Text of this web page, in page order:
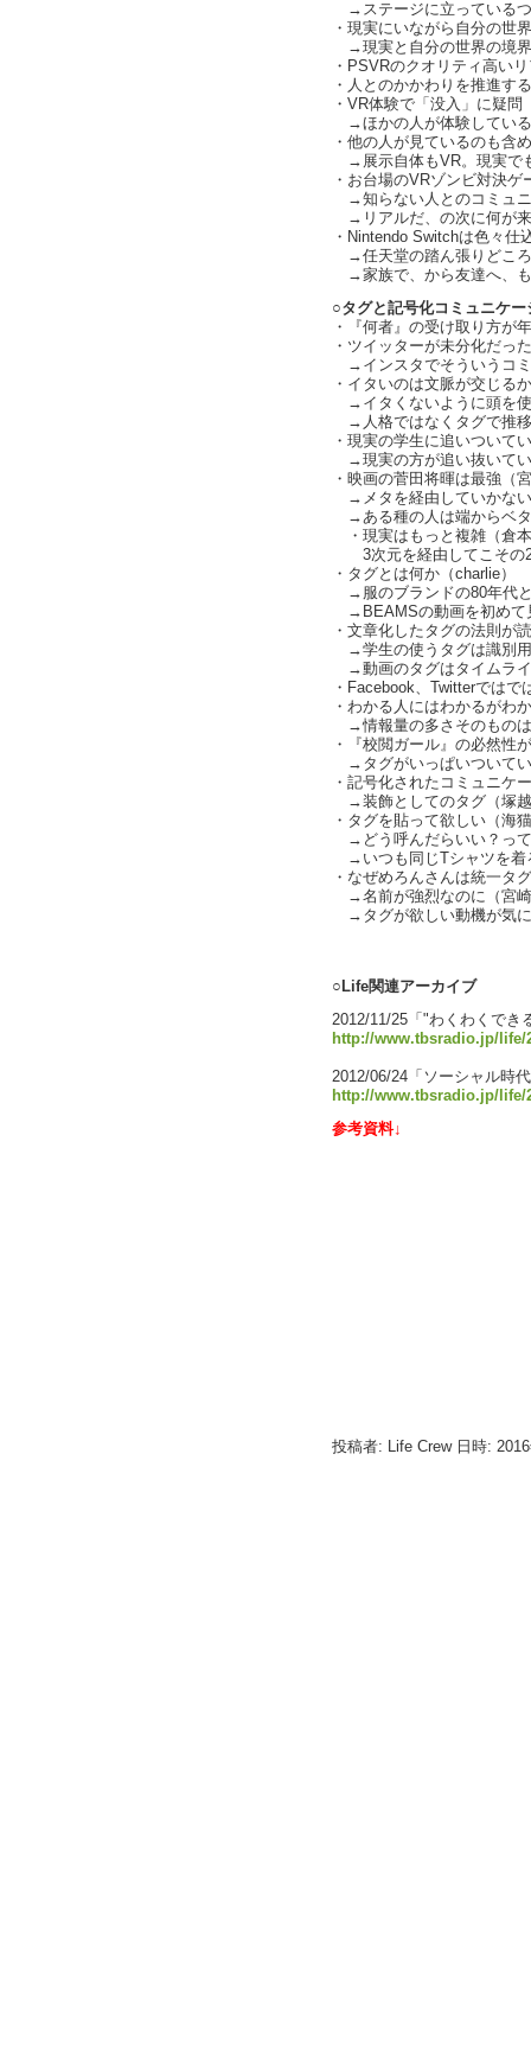
→ステージに立っているつ
・現実にいながら自分の世
→現実と自分の世界の境
・PSVRのクオリティ高い
・人とのかかわりを推進す
・VR体験で「没入」に疑問
→ほかの人が体験してい
・他の人が見ているのも含
→展示自体もVR。現実で
・お台場のVRゾンビ対決ゲ
→知らない人とのコミュニ
→リアルだ、の次に何が
・Nintendo Switchは色々仕
→任天堂の踏ん張りどこ
→家族で、から友達へ、
○タグと記号化コミュニケー
・『何者』の受け取り方が
・ツイッターが未分化だっ
→インスタでそういうコミ
・イタいのは文脈が交じる
→イタくないように頭を
→人格ではなくタグで推
・現実の学生に追いついて
→現実の方が追い抜いて
・映画の菅田将暉は最強（
→メタを経由していかな
→ある種の人は端からベ
・現実はもっと複雑（倉
3次元を経由してこその
・タグとは何か（charlie）
→服のブランドの80年代
→BEAMSの動画を初めて
・文章化したタグの法則が
→学生の使うタグは識別
→動画のタグはタイムラ
・Facebook、Twitterでは
・わかる人にはわかるがわ
→情報量の多さそのもの
・『校閲ガール』の必然性
→タグがいっぱいついて
・記号化されたコミュニケ
→装飾としてのタグ（塚
・タグを貼って欲しい（海
→どう呼んだらいい？っ
→いつも同じTシャツを着
・なぜめろんさんは統一タ
→名前が強烈なのに（宮
→タグが欲しい動機が気
○Life関連アーカイブ
2012/11/25「"わくわくでき
http://www.tbsradio.jp/life/
2012/06/24「ソーシャル時
http://www.tbsradio.jp/life/
参考資料↓
投稿者: Life Crew 日時: